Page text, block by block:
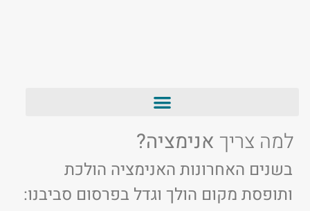
למה צריך אנימציה?
בשנים האחרונות האנימציה הולכת
ותופסת מקום הולך וגדל בפרסום סביבנו: